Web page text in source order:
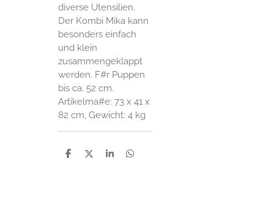
diverse Utensilien.
Der Kombi Mika kann
besonders einfach
und klein
zusammengeklappt
werden. F#r Puppen
bis ca. 52 cm.
Artikelma#e: 73 x 41 x
82 cm, Gewicht: 4 kg
P
P
P
P